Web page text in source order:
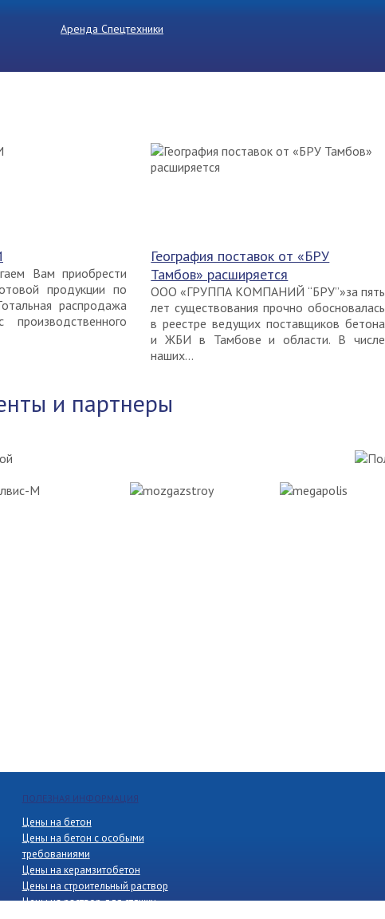
Аренда Спецтехники
Вам приобрести
продукции по
распродажа
География поставок от «БРУ
Тамбов» расширяется
ООО «ГРУППА КОМПАНИЙ “БРУ”»за пять
лет существования прочно обосновалась
в реестре ведущих поставщиков бетона
и ЖБИ в Тамбове и области. В числе
наших...
и партнеры
ПОЛЕЗНАЯ ИНФОРМАЦИЯ
Цены на бетон
Цены на бетон с особыми
требованиями
Цены на керамзитобетон
Цены на строительный раствор
Цены на раствор для стяжки